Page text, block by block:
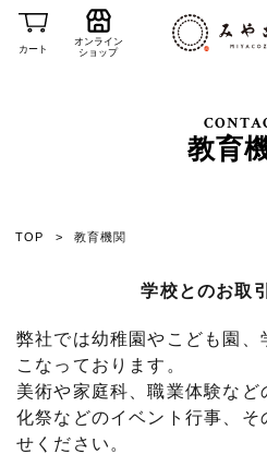
カート
オンライン
ショップ
教育
TOP 教育機関
学校とのお取
弊社では幼稚園やこども園、
こなっております。
美術や家庭科、職業体験な
化祭などのイベント行事、そ
せください。